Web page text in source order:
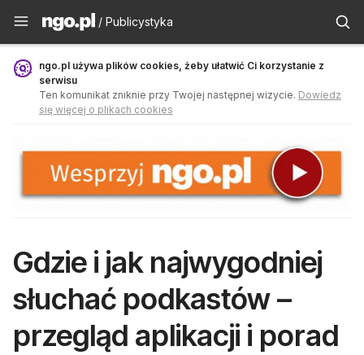
Publicystyka - ngo.pl
/ Publicystyka
ngo.pl używa plików cookies, żeby ułatwić Ci korzystanie z
serwisu
Ten komunikat zniknie przy Twojej następnej wizycie. Dowiedz
się więcej o plikach cookies
Gdzie i jak najwygodniej
słuchać podkastów –
przegląd aplikacji i porad